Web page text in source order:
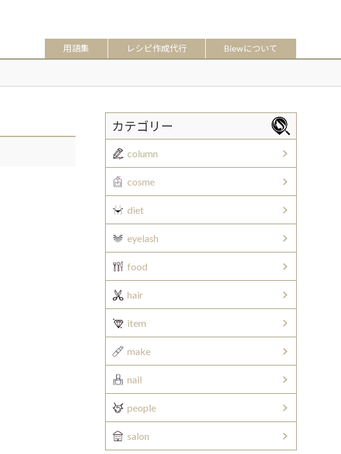
用語集 レシピ作成代行 Biewについて
カテゴリー
column
cosme
diet
eyelash
food
hair
item
make
nail
people
salon